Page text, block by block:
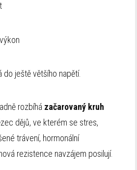
ještě většího napětí.
rozbíhá začarovaný kruh
dějů, ve kterém se stres,
trávení, hormonální
rezistence navzájem posilují.